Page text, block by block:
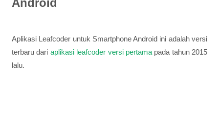
Android
Aplikasi Leafcoder untuk Smartphone Android ini adalah versi
terbaru dari aplikasi leafcoder versi pertamapada tahun 2015
lalu.